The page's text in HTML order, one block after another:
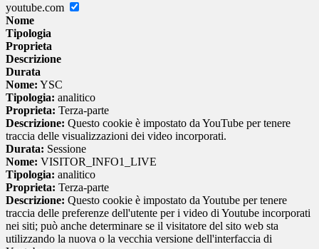
youtube.com
Nome
Tipologia
Proprieta
Descrizione
Durata
Nome: YSC
Tipologia: analitico
Proprieta: Terza-parte
Descrizione: Questo cookie è impostato da YouTube per tenere
traccia delle visualizzazioni dei video incorporati.
Durata: Sessione
Nome: VISITOR_INFO1_LIVE
Tipologia: analitico
Proprieta: Terza-parte
Descrizione: Questo cookie è impostato da Youtube per tenere
traccia delle preferenze dell'utente per i video di Youtube incorporati
nei siti; può anche determinare se il visitatore del sito web sta
utilizzando la nuova o la vecchia versione dell'interfaccia di